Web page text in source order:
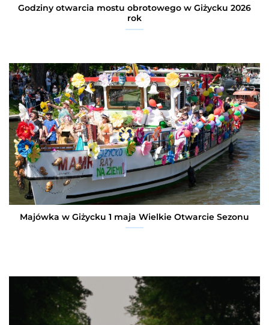
Godziny otwarcia mostu obrotowego w Giżycku 2026
rok
Majówka w Giżycku 1 maja Wielkie Otwarcie Sezonu